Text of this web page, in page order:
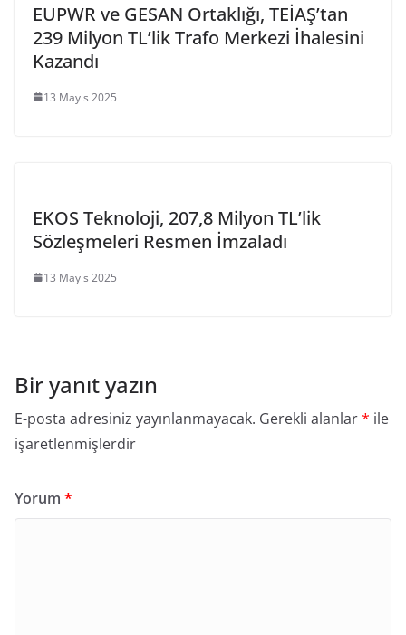
EUPWR ve GESAN Ortaklığı, TEİAŞ’tan
239 Milyon TL’lik Trafo Merkezi İhalesini
Kazandı
13 Mayıs 2025
EKOS Teknoloji, 207,8 Milyon TL’lik
Sözleşmeleri Resmen İmzaladı
13 Mayıs 2025
Bir yanıt yazın
E-posta adresiniz yayınlanmayacak. Gerekli alanlar* ile
işaretlenmişlerdir
Yorum *